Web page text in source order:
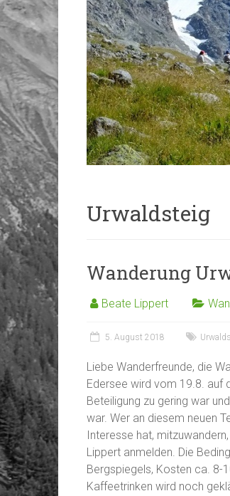
Urwaldsteig
Wanderung
Beate Lippert
5. August 2018
Liebe Wanderfreunde, die
Edersee wird vom 19.8. auf
Beteiligung zu gering war
war. Wer an diesem neuen
Interesse hat,
Lippert anmelden. Die
Bergspiegels, Kosten ca. 8-
Kaffeetrinken wird noch